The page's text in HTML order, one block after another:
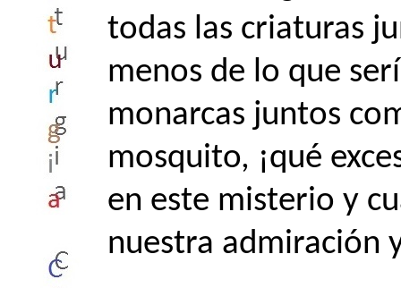
todas las criaturas
menos de lo que
monarcas juntos
mosquito, ¡qué
en este misterio y
nuestra admiración